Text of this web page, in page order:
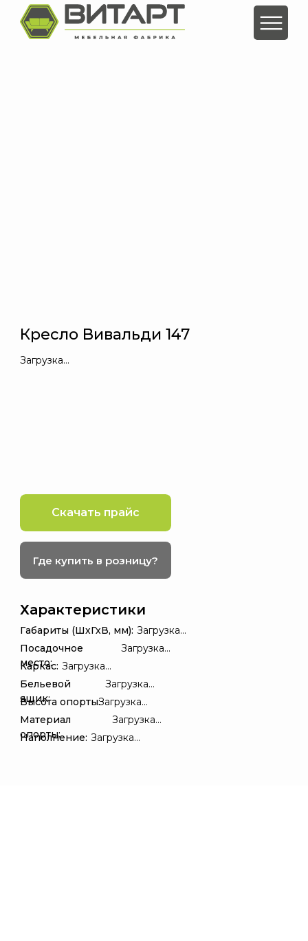
Загрузка…
Кресло Вивальди 147
Где купить в розницу?
Скачать прайс
Габариты (ШхГхВ, мм): Загрузка...
Загрузка...
Посадочное
место:
Загрузка...
Каркас:
Загрузка...
Бельевой
ящик:
Загрузка...
Высота опорты:
Загрузка...
Материал
опорты:
Загрузка...
Наполнение:
Характеристики